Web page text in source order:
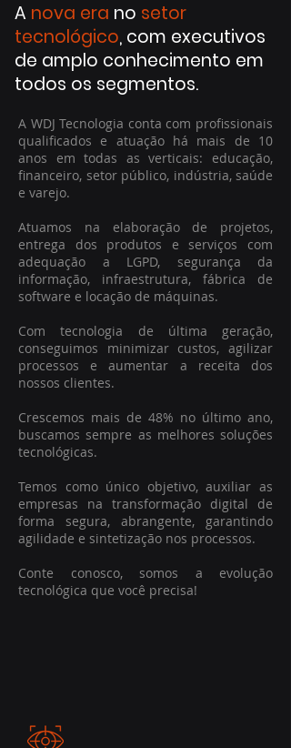
A nova era no setor
tecnológico, com executivos
de amplo conhecimento em
todos os segmentos.
A WDJ Tecnologia conta com profissionais
qualificados e atuação há mais de 10
anos em todas as verticais: educação,
financeiro, setor público, indústria, saúde
e varejo.
Atuamos na elaboração de projetos,
entrega dos produtos e serviços com
adequação a LGPD, segurança da
informação, infraestrutura, fábrica de
software e locação de máquinas.
Com tecnologia de última geração,
conseguimos minimizar custos, agilizar
processos e aumentar a receita dos
nossos clientes.
Crescemos mais de 48% no último ano,
buscamos sempre as melhores soluções
tecnológicas.
Temos como único objetivo, auxiliar as
empresas na transformação digital de
forma segura, abrangente, garantindo
agilidade e sintetização nos processos.
Conte conosco, somos a evolução
tecnológica que você precisa!